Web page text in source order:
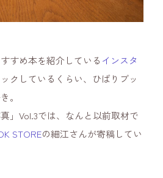
すめ本を紹介している インスタ
クしているくらい、ひばりブッ
。
」Vol.3では、なんと以前取材で
STOREの細江さんが寄稿してい